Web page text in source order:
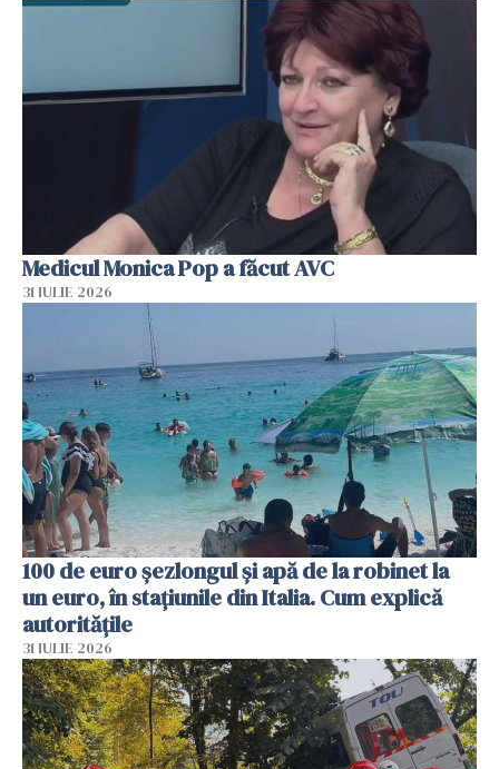
Medicul Monica Pop a făcut AVC
31 IULIE 2026
100 de euro șezlongul și apă de la robinet la
un euro, în stațiunile din Italia. Cum explică
autoritățile
31 IULIE 2026